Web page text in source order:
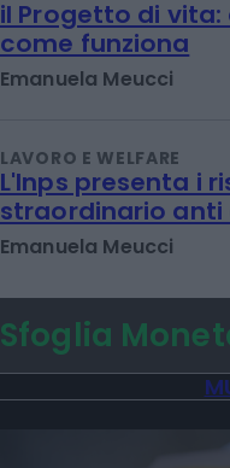
il Progetto di
come funziona
Emanuela Meucci
LAVORO E WELFARE
L'Inps presenta i
straordinario
Emanuela Meucci
Sfoglia